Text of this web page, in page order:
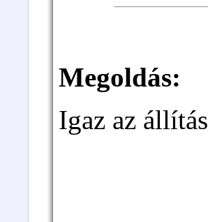
Megoldás:
Igaz az állítás